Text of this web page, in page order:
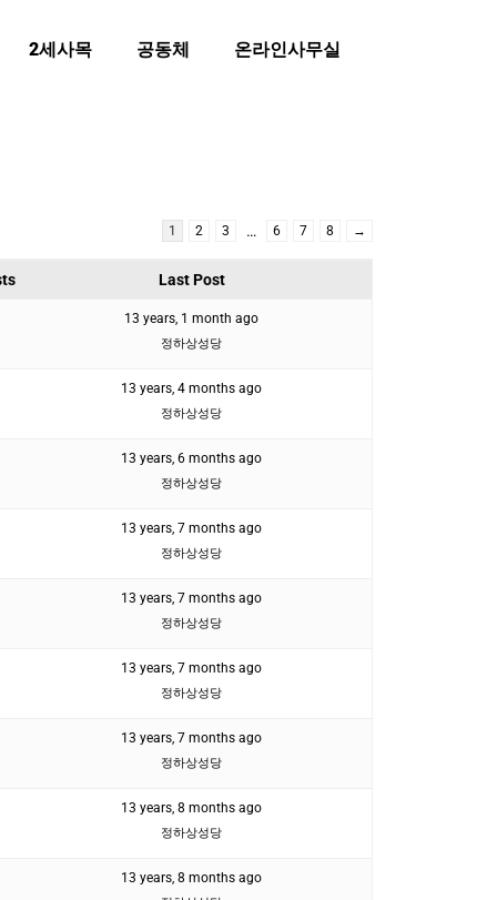
2세사목 공동체 온라인사무실
1 2 3 … 6 7 8 →
Last Post
13 years, 1 month ago
정하상성당
13 years, 4 months ago
정하상성당
13 years, 6 months ago
정하상성당
13 years, 7 months ago
정하상성당
13 years, 7 months ago
정하상성당
13 years, 7 months ago
정하상성당
13 years, 7 months ago
정하상성당
13 years, 8 months ago
정하상성당
13 years, 8 months ago